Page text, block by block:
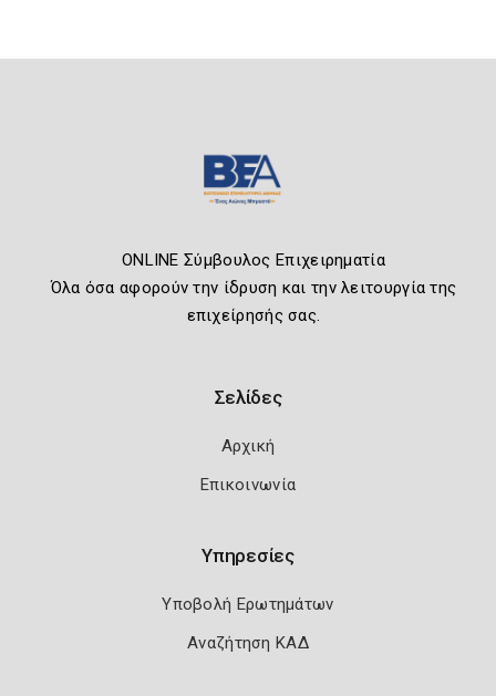
ONLINE Σύμβουλος Επιχειρηματία
Όλα όσα αφορούν την ίδρυση και την λειτουργία της
επιχείρησής σας.
Σελίδες
Αρχική
Επικοινωνία
Υπηρεσίες
Υποβολή Ερωτημάτων
Αναζήτηση ΚΑΔ